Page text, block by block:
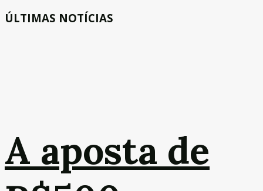
ÚLTIMAS NOTÍCIAS
A aposta de